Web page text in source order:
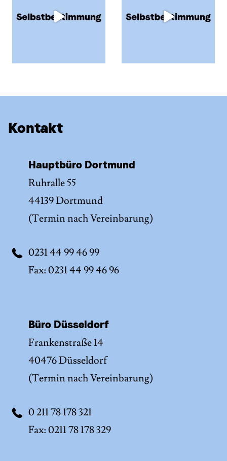
Kontakt
Hauptbüro Dortmund
Ruhralle 55
44139 Dortmund
(Termin nach Vereinbarung)
0231 44 99 46 99
Fax: 0231 44 99 46 96
Büro Düsseldorf
Frankenstraße 14
40476 Düsseldorf
(Termin nach Vereinbarung)
0 211 78 178 321
Fax: 0211 78 178 329